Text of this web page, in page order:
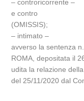
– controricorrente –
e contro
(OMISSIS);
– intimato –
avverso la sentenza
ROMA, depositata il
udita la relazione
del 25/11/2020 dal